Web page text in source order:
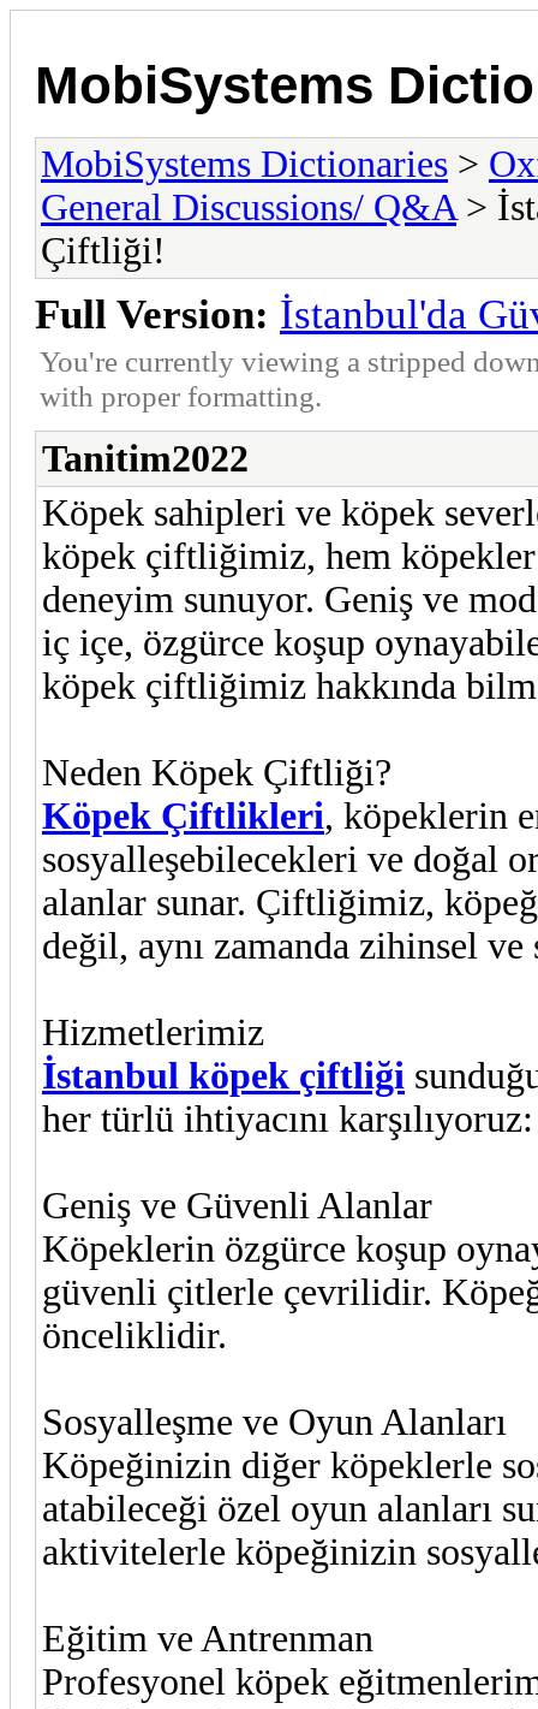
MobiSystems
MobiSystems Dictionaries >
General Discussions/ Q&A >
Çiftliği!
Full Version: İstanbul'da
You're currently viewing a stripped
with proper formatting.
Tanitim2022
Köpek sahipleri ve köpek
köpek çiftliğimiz, hem
deneyim sunuyor. Geniş ve
iç içe, özgürce koşup
köpek çiftliğimiz hakkında
Neden Köpek Çiftliği?
Köpek Çiftlikleri, köpeklerin
sosyalleşebilecekleri ve doğal
alanlar sunar. Çiftliğimiz,
değil, aynı zamanda zihinsel ve
Hizmetlerimiz
İstanbul köpek çiftliği
her türlü ihtiyacını karşılıyoruz:
Geniş ve Güvenli Alanlar
Köpeklerin özgürce koşup
güvenli çitlerle çevrilidir.
önceliklidir.
Sosyalleşme ve Oyun Alanları
Köpeğinizin diğer köpeklerle
atabileceği özel oyun alanları
aktivitelerle köpeğinizin
Eğitim ve Antrenman
Profesyonel köpek